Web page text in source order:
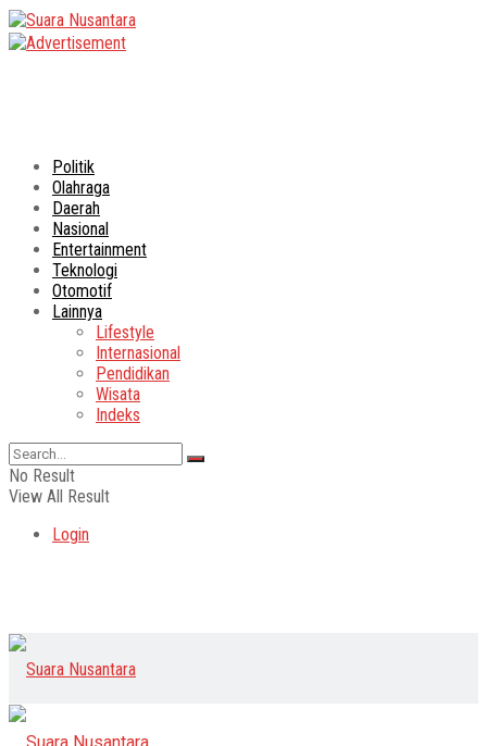
Politik
Olahraga
Daerah
Nasional
Entertainment
Teknologi
Otomotif
Lainnya
Lifestyle
Internasional
Pendidikan
Wisata
Indeks
No Result
View All Result
Login